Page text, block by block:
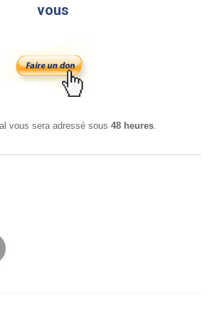
vous
vous sera adressé sous 48 heures.